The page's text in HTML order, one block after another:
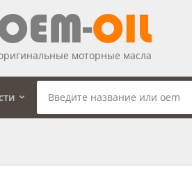
моторные масла